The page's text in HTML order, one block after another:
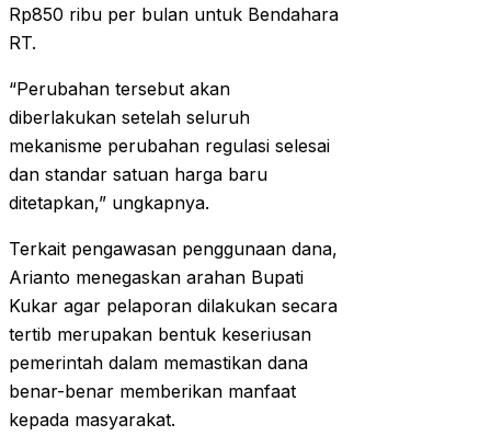
Rp850 ribu per bulan untuk Bendahara
RT.
“Perubahan tersebut akan
diberlakukan setelah seluruh
mekanisme perubahan regulasi selesai
dan standar satuan harga baru
ditetapkan,” ungkapnya.
Terkait pengawasan penggunaan dana,
Arianto menegaskan arahan Bupati
Kukar agar pelaporan dilakukan secara
tertib merupakan bentuk keseriusan
pemerintah dalam memastikan dana
benar-benar memberikan manfaat
kepada masyarakat.